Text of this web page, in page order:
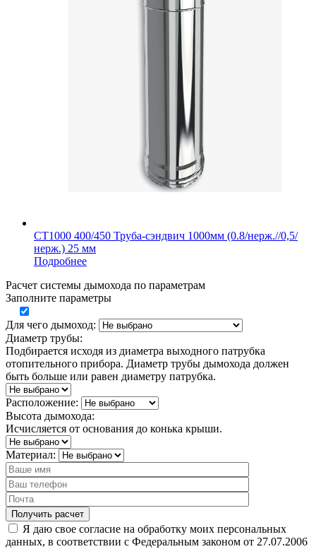
СТ1000 400/450 Труба-сэндвич 1000мм (0.8/нерж.//0,5/
нерж.) 25 мм
Подробнее
Расчет системы дымохода по параметрам
Заполните параметры
Для чего дымоход:
Диаметр трубы:
Подбирается исходя из диаметра выходного патрубка
отопительного прибора. Диаметр трубы дымохода должен
быть больше или равен диаметру патрубка.
Расположение:
Высота дымохода:
Исчисляется от основания до конька крыши.
Материал:
Я даю свое согласие на обработку моих персональных
данных, в соответствии с Федеральным законом от 27.07.2006